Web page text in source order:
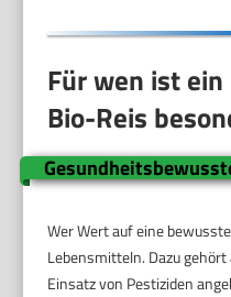
Für wen ist
Bio-Reis
Wer Wert auf eine
Lebensmitteln. Dazu
Einsatz von Pestiziden